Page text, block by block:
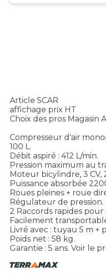
Article SCAR
affichage prix HT
Choix des pros Magasin
Compresseur d'air
100 L.
Débit aspiré : 412 L/min.
Pression maximum au
Moteur bicylindre, 3 CV,
Puissance absorbée
Roues pleines + roue
Régulateur de pression.
2 Raccords rapides
Facilement
Livré avec : tuyau 5 m
Poids net : 58 kg.
Garantie : 5 ans. Voir le